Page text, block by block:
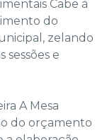
Cabe à
do
zelando
sessões e
A Mesa
do orçamento